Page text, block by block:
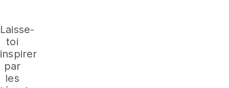
Laisse-
toi
inspirer
par
les